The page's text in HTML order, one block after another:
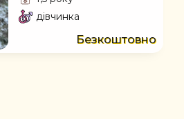
дівчинка
Безкоштовно